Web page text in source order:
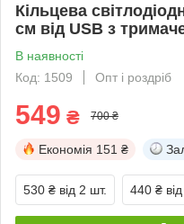
Кільцева
см від USB з
В наявності
Код: 1509
Опт і роздріб
549 ₴ 700 ₴
Економія 151 ₴
530 ₴ від 2 шт. 440 ₴